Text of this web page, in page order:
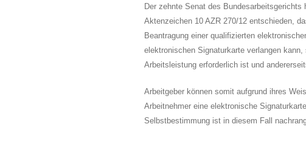
Der zehnte Senat des
Aktenzeichen 10 AZR 270/12 entschieden,
Beantragung einer qualifizierten
elektronischen Signaturkarte verlangen
Arbeitsleistung erforderlich ist und
Arbeitgeber können somit aufgrund ihres
Arbeitnehmer eine elektronische
Selbstbestimmung ist in diesem Fall